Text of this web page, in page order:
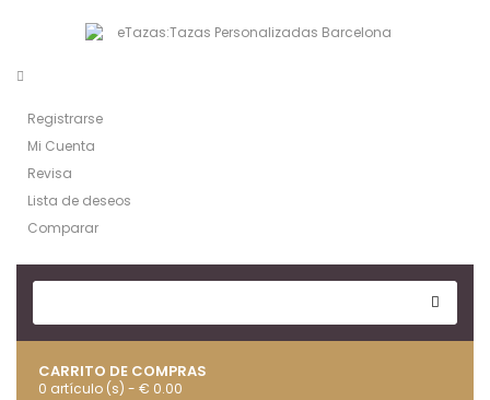
Registrarse
Mi Cuenta
Revisa
Lista de deseos
Comparar
CARRITO DE COMPRAS
0 artículo (s) - € 0.00